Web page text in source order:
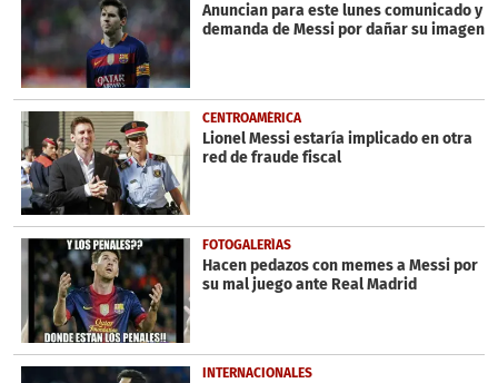
Anuncian para este lunes comunicado y
demanda de Messi por dañar su imagen
CENTROAMÉRICA
Lionel Messi estaría implicado en otra
red de fraude fiscal
FOTOGALERÍAS
Hacen pedazos con memes a Messi por
su mal juego ante Real Madrid
INTERNACIONALES